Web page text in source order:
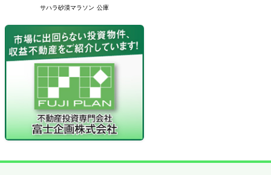
サハラ砂漠マラソン 公庫